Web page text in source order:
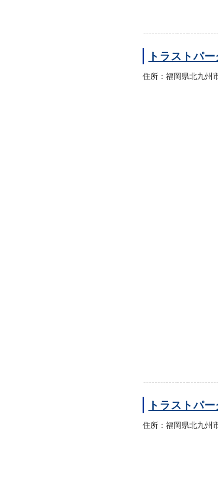
トラストパ
住所：福岡県北九州
トラストパ
住所：福岡県北九州